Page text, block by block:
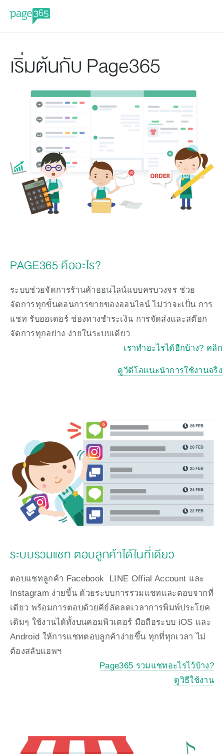
เริ่มต้นกับ Page365
PAGE365 คืออะไร?
ระบบช่วยจัดการร้านค้าออนไลน์แบบครบวงจร ช่วย
จัดการทุกขั้นตอนการขายของออนไลน์ ไม่ว่าจะเป็น การ
แชท รับออเดอร์ ช่องทางชำระเงิน การจัดส่งและสต๊อก
จัดการทุกอย่าง ง่ายในระบบเดียว
เราทำอะไรได้อีกบ้าง? คลิก
ดูวีดีโอแนะนำการใช้งานจริง
ระบบรวมแชท ตอบลูกค้าได้ในที่เดียว
ตอบแชทลูกค้า Facebook  LINE Offial Account และ
Instagram ง่ายขึ้น ด้วยระบบการรวมแชทและตอบจากที่
เดียว พร้อมการตอบด้วยคีย์ลัดลดเวลาการพิมพ์ประโยค
เดิมๆ ใช้งานได้ทั้งบนคอมพิวเตอร์ มือถือระบบ iOS และ
Android ให้การแชทตอบลูกค้าง่ายขึ้น ทุกที่ทุกเวลา ไม่
ต้องสลับแอพฯ
Page365 รวมแชทอะไรไว้บ้าง?
ดูวิธีใช้งาน